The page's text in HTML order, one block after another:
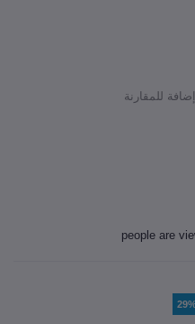
إضافة للمقارنة